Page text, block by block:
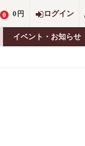
0 0 円 ログイン
イベント・お知らせ